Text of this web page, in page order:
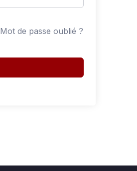
Mot de passe oublié ?